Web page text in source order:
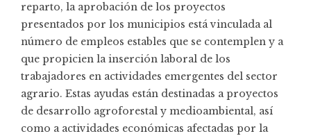
reparto, la aprobación de los proyectos
presentados por los municipios está vinculada al
número de empleos estables que se contemplen y a
que propicien la inserción laboral de los
trabajadores en actividades emergentes del sector
agrario. Estas ayudas están destinadas a proyectos
de desarrollo agroforestal y medioambiental, así
como a actividades económicas afectadas por la